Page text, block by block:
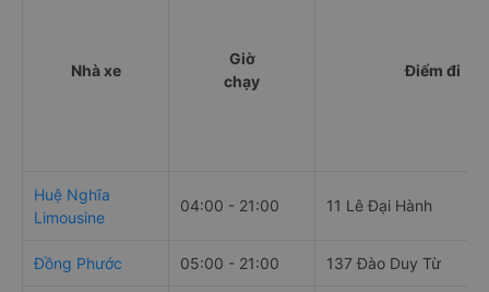
Nhà xe
Giờ
chạy
Điểm đi
Huệ Nghĩa
Limousine
04:00 - 21:00 11 Lê Đại Hành
Đồng Phước 05:00 - 21:00 137 Đào Duy Từ